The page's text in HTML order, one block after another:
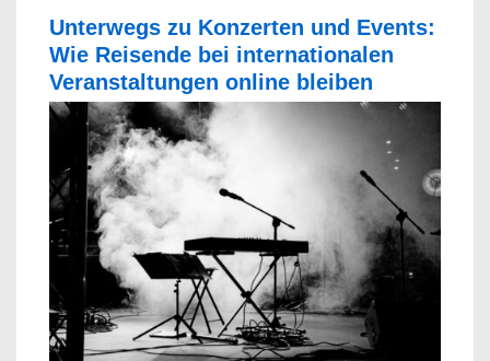
Unterwegs zu Konzerten und Events:
Wie Reisende bei internationalen
Veranstaltungen online bleiben